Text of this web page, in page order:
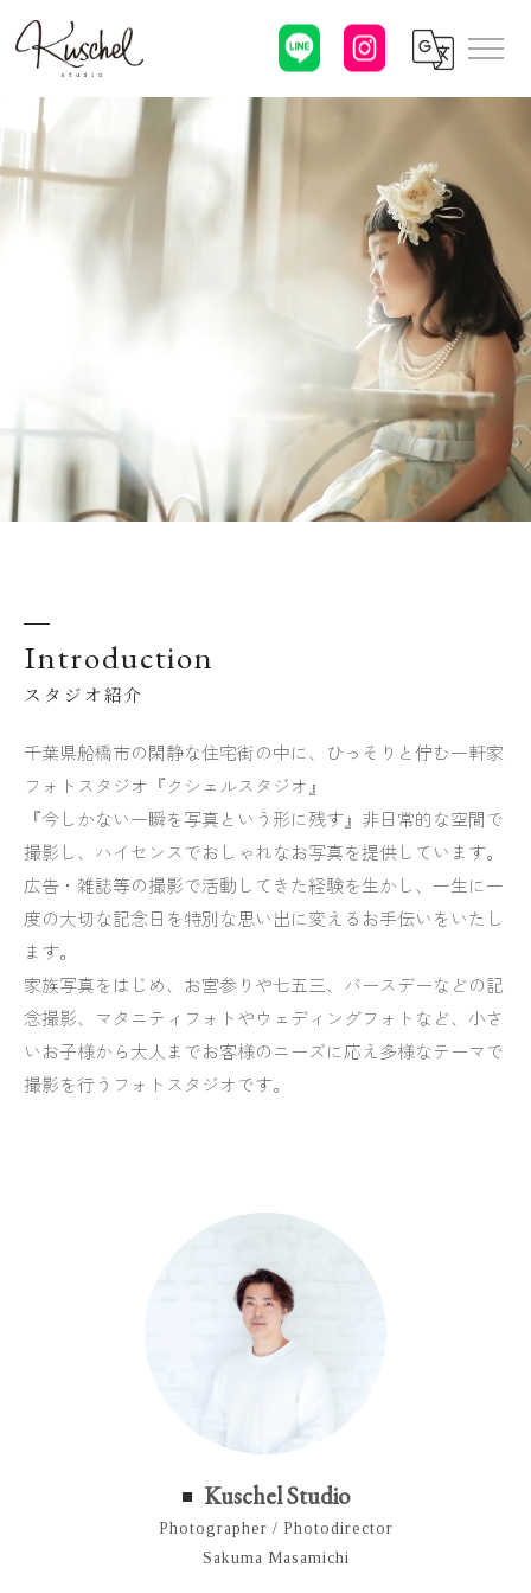
スタジオ紹介
Introduction
千葉県船橋市の閑静な住宅街の中に、ひっそりと佇む一軒家
フォトスタジオ『クシェルスタジオ』
『今しかない一瞬を写真という形に残す』非日常的な空間で
撮影し、ハイセンスでおしゃれなお写真を提供しています。
広告・雑誌等の撮影で活動してきた経験を生かし、一生に一
度の大切な記念日を特別な思い出に変えるお手伝いをいたし
ます。
家族写真をはじめ、お宮参りや七五三、バースデーなどの記
念撮影、マタニティフォトやウェディングフォトなど、小さ
いお子様から大人までお客様のニーズに応え多様なテーマで
撮影を行うフォトスタジオです。
Kuschel Studio
Photographer / Photodirector
Sakuma Masamichi